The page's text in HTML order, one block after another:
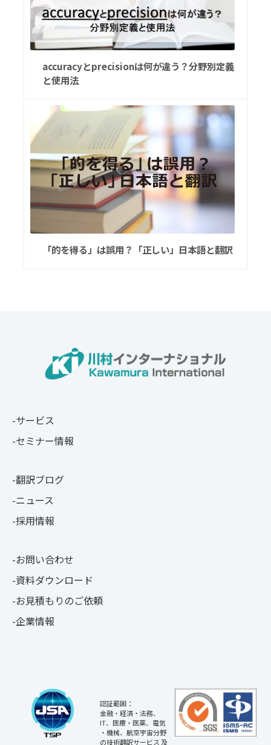
accuracyとprecisionは何が違う？分野別定義
と使用法
「的を得る」は誤用？「正しい」日本語と翻訳
サービス
セミナー情報
翻訳ブログ
ニュース
採用情報
お問い合わせ
資料ダウンロード
お見積もりのご依頼
企業情報
認証範囲：
金融・経済・法務、
IT、医療・医薬、電気
・機械、航空宇宙分野
の技術翻訳サービス 及